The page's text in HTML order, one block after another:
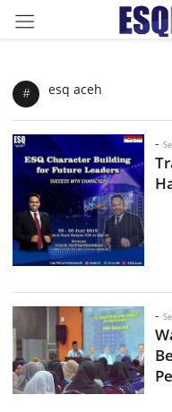
# esq aceh
-
-